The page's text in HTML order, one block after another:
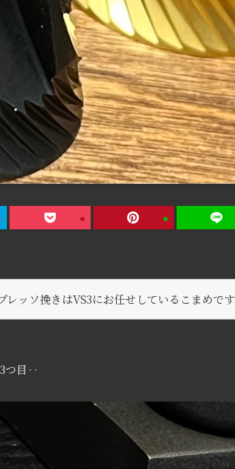
レッソ挽きはVS3にお任せしているこまめです
つ目‥